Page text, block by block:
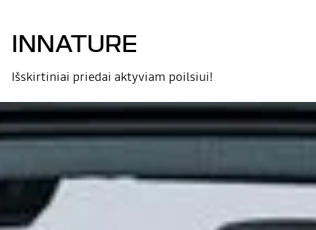
INNATURE
Išskirtiniai priedai aktyviam poilsiui!